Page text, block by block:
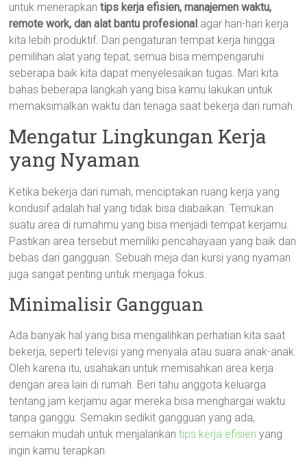
untuk menerapkantips kerja efisien, manajemen waktu,
remote work, dan alat bantu profesional agar hari-hari kerja
kita lebih produktif. Dari pengaturan tempat kerja hingga
pemilihan alat yang tepat, semua bisa mempengaruhi
seberapa baik kita dapat menyelesaikan tugas. Mari kita
bahas beberapa langkah yang bisa kamu lakukan untuk
memaksimalkan waktu dan tenaga saat bekerja dari rumah.
Mengatur Lingkungan Kerja
yang Nyaman
Ketika bekerja dari rumah, menciptakan ruang kerja yang
kondusif adalah hal yang tidak bisa diabaikan. Temukan
suatu area di rumahmu yang bisa menjadi tempat kerjamu.
Pastikan area tersebut memiliki pencahayaan yang baik dan
bebas dari gangguan. Sebuah meja dan kursi yang nyaman
juga sangat penting untuk menjaga fokus.
Minimalisir Gangguan
Ada banyak hal yang bisa mengalihkan perhatian kita saat
bekerja, seperti televisi yang menyala atau suara anak-anak.
Oleh karena itu, usahakan untuk memisahkan area kerja
dengan area lain di rumah. Beri tahu anggota keluarga
tentang jam kerjamu agar mereka bisa menghargai waktu
tanpa ganggu. Semakin sedikit gangguan yang ada,
semakin mudah untuk menjalankantips kerja efisien yang
ingin kamu terapkan.